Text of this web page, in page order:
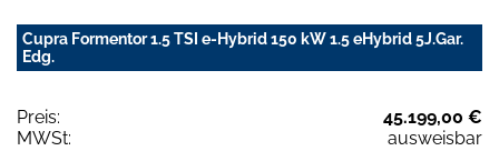
Cupra Formentor 1.5 TSI e-Hybrid 150 kW 1.5 eHybrid 5J.Gar.
Edg.
Preis:
45.199,00 €
MWSt:
ausweisbar